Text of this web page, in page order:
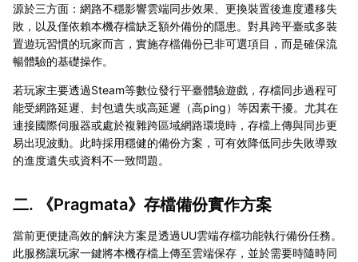
源於三方面：網路不穩影響雲端同步效果、更換裝置後進度遷移失
敗，以及僅依賴本機存檔缺乏額外備份的隱患。對具跨平臺或多裝
置遊玩習慣的玩家而言，實施存檔備份已非可選項目，而是確保流
暢體驗的基礎操作。
若玩家主要透過Steam等數位發行平臺體驗遊戲，存檔同步過程可
能受網路延遲、封包遺失或高延遲（高ping）等因素干擾。尤其在
連接國際伺服器或處於複雜跨區域網路環境時，存檔上傳與同步更
易出現波動。此時採用穩健的備份方案，可有效降低同步失敗導致
的進度遺失或資料不一致問題。
二. 《Pragmata》存檔備份實作方案
當前更便捷高效的解決方案是透過UU雲端存檔功能執行備份任務。
此服務讓玩家一鍵將本機存檔上傳至雲端保存，並於需要時隨時同